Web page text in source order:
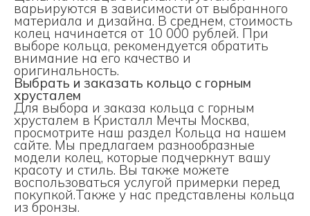
варьируются в зависимости от выбранного
материала и дизайна. В среднем, стоимость
колец начинается от 10 000 рублей. При
выборе кольца, рекомендуется обратить
внимание на его качество и
оригинальность.
Выбрать и заказать кольцо с горным
хрусталем
Для выбора и заказа кольца с горным
хрусталем в Кристалл Мечты Москва,
просмотрите наш раздел Кольца на нашем
сайте. Мы предлагаем разнообразные
модели колец, которые подчеркнут вашу
красоту и стиль. Вы также можете
воспользоваться услугой примерки перед
покупкой.Также у нас представлены кольца
из бронзы.